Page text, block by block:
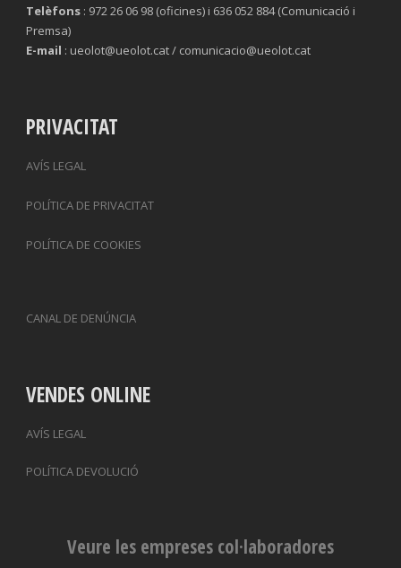
Telèfons : 972 26 06 98 (oficines) i 636 052 884 (Comunicació i
Premsa)
E-mail : ueolot@ueolot.cat / comunicacio@ueolot.cat
PRIVACITAT
AVÍS LEGAL
POLÍTICA DE PRIVACITAT
POLÍTICA DE COOKIES
CANAL DE DENÚNCIA
VENDES ONLINE
AVÍS LEGAL
POLÍTICA DEVOLUCIÓ
Veure les empreses col·laboradores